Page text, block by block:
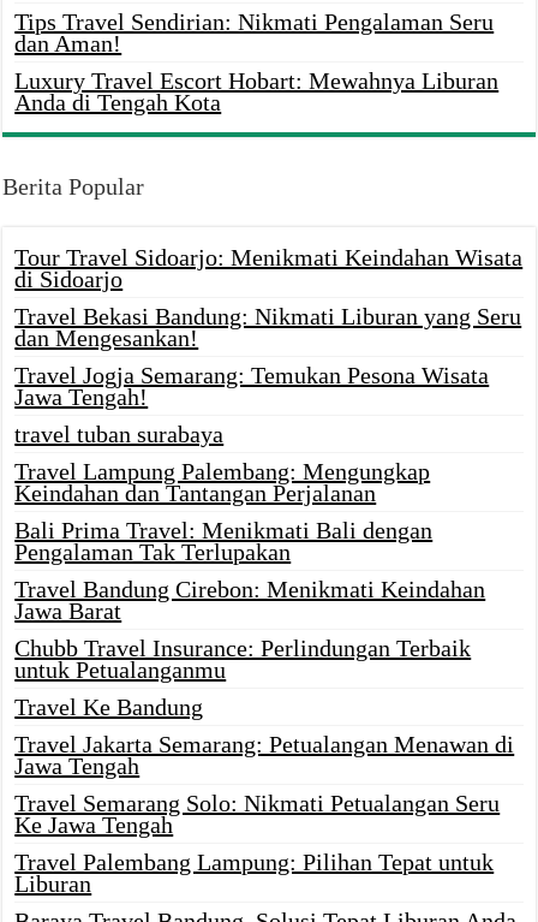
Tips Travel Sendirian: Nikmati Pengalaman Seru
dan Aman!
Luxury Travel Escort Hobart: Mewahnya Liburan
Anda di Tengah Kota
Berita Popular
Tour Travel Sidoarjo: Menikmati Keindahan Wisata
di Sidoarjo
Travel Bekasi Bandung: Nikmati Liburan yang Seru
dan Mengesankan!
Travel Jogja Semarang: Temukan Pesona Wisata
Jawa Tengah!
travel tuban surabaya
Travel Lampung Palembang: Mengungkap
Keindahan dan Tantangan Perjalanan
Bali Prima Travel: Menikmati Bali dengan
Pengalaman Tak Terlupakan
Travel Bandung Cirebon: Menikmati Keindahan
Jawa Barat
Chubb Travel Insurance: Perlindungan Terbaik
untuk Petualanganmu
Travel Ke Bandung
Travel Jakarta Semarang: Petualangan Menawan di
Jawa Tengah
Travel Semarang Solo: Nikmati Petualangan Seru
Ke Jawa Tengah
Travel Palembang Lampung: Pilihan Tepat untuk
Liburan